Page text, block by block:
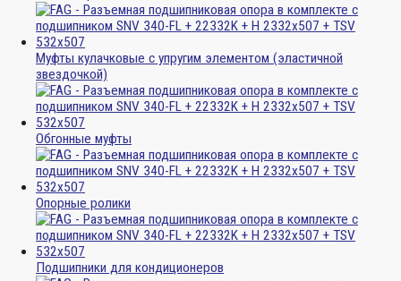
Муфты кулачковые с упругим элементом (эластичной
звездочкой)
Обгонные муфты
Опорные ролики
Подшипники для кондиционеров